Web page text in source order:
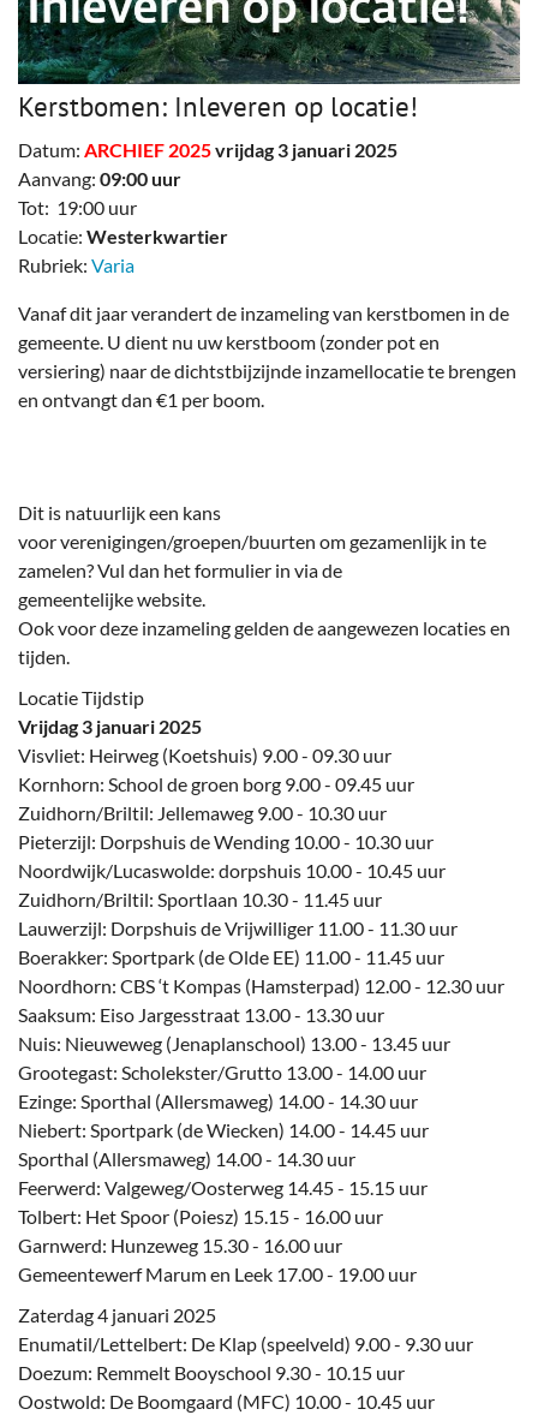
Kerstbomen: Inleveren op locatie!
Datum: ARCHIEF 2025vrijdag 3 januari 2025
Aanvang: 09:00 uur
Tot: 19:00 uur
Locatie: Westerkwartier
Rubriek: Varia
Vanaf dit jaar verandert de inzameling van kerstbomen in de
gemeente. U dient nu uw kerstboom (zonder pot en
versiering) naar de dichtstbijzijnde inzamellocatie te brengen
en ontvangt dan €1 per boom.
Dit is natuurlijk een kans
voor verenigingen/groepen/buurten om gezamenlijk in te
zamelen? Vul dan het formulier in via de
gemeentelijke website.
Ook voor deze inzameling gelden de aangewezen locaties en
tijden.
Locatie Tijdstip
Vrijdag 3 januari 2025
Visvliet: Heirweg (Koetshuis) 9.00 - 09.30 uur
Kornhorn: School de groen borg 9.00 - 09.45 uur
Zuidhorn/Briltil: Jellemaweg 9.00 - 10.30 uur
Pieterzijl: Dorpshuis de Wending 10.00 - 10.30 uur
Noordwijk/Lucaswolde: dorpshuis 10.00 - 10.45 uur
Zuidhorn/Briltil: Sportlaan 10.30 - 11.45 uur
Lauwerzijl: Dorpshuis de Vrijwilliger 11.00 - 11.30 uur
Boerakker: Sportpark (de Olde EE) 11.00 - 11.45 uur
Noordhorn: CBS ‘t Kompas (Hamsterpad) 12.00 - 12.30 uur
Saaksum: Eiso Jargesstraat 13.00 - 13.30 uur
Nuis: Nieuweweg (Jenaplanschool) 13.00 - 13.45 uur
Grootegast: Scholekster/Grutto 13.00 - 14.00 uur
Ezinge: Sporthal (Allersmaweg) 14.00 - 14.30 uur
Niebert: Sportpark (de Wiecken) 14.00 - 14.45 uur
Sporthal (Allersmaweg) 14.00 - 14.30 uur
Feerwerd: Valgeweg/Oosterweg 14.45 - 15.15 uur
Tolbert: Het Spoor (Poiesz) 15.15 - 16.00 uur
Garnwerd: Hunzeweg 15.30 - 16.00 uur
Gemeentewerf Marum en Leek 17.00 - 19.00 uur
Zaterdag 4 januari 2025
Enumatil/Lettelbert: De Klap (speelveld) 9.00 - 9.30 uur
Doezum: Remmelt Booyschool 9.30 - 10.15 uur
Oostwold: De Boomgaard (MFC) 10.00 - 10.45 uur